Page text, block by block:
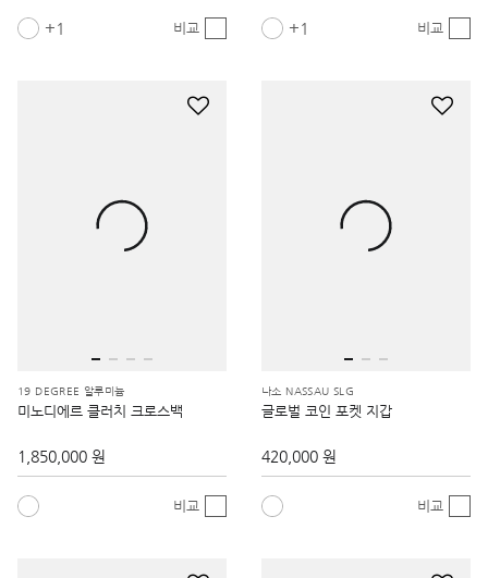
1 비교 1 비교
19 DEGREE 알루미늄
미노디에르 클러치 크로스백
1,850,000 원
비교
나소 NASSAU SLG
글로벌 코인 포켓 지갑
420,000 원
비교